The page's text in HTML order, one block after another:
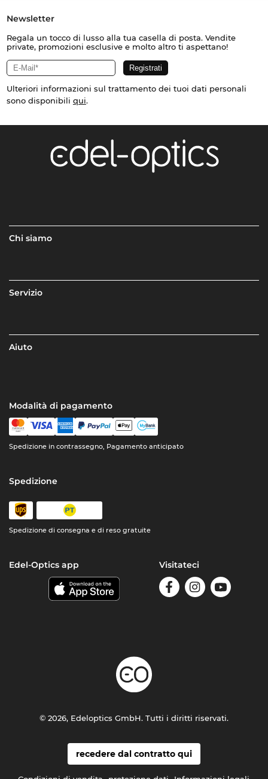
Newsletter
Regala un tocco di lusso alla tua casella di posta. Vendite
private, promozioni esclusive e molto altro ti aspettano!
Ulteriori informazioni sul trattamento dei tuoi dati personali
sono disponibili qui.
Chi siamo
Servizio
Aiuto
Modalità di pagamento
Spedizione in contrassegno, Pagamento anticipato
Spedizione
Spedizione di consegna e di reso gratuite
Edel-Optics app Visitateci
recedere dal contratto qui
© 2026, Edeloptics GmbH. Tutti i diritti riservati.